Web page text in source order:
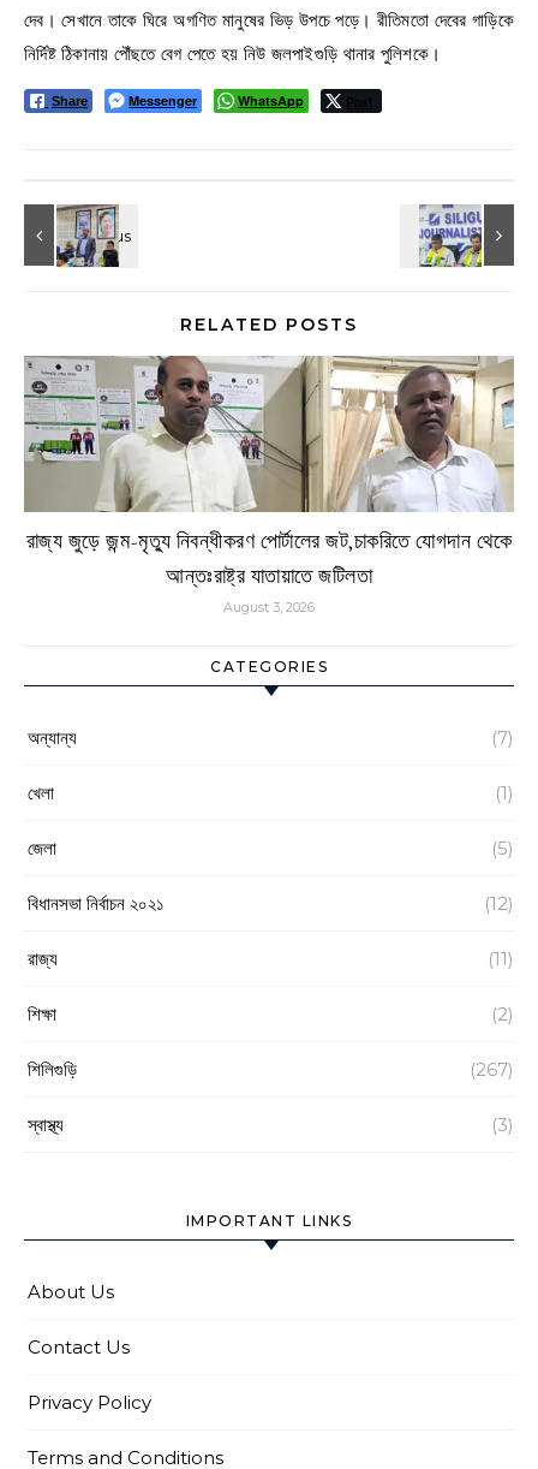
দেব। সেখানে তাকে ঘিরে অগণিত মানুষের ভিড় উপচে পড়ে। রীতিমতো দেবের গাড়িকে
নির্দিষ্ট ঠিকানায় পৌঁছতে বেগ পেতে হয় নিউ জলপাইগুড়ি থানার পুলিশকে।
Share Messenger WhatsApp Post
RELATED POSTS
রাজ্য জুড়ে জন্ম-মৃত্যু নিবন্ধীকরণ পোর্টালের জট,চাকরিতে যোগদান থেকে
আন্তঃরাষ্ট্র যাতায়াতে জটিলতা
August 3, 2026
CATEGORIES
অন্যান্য (7)
খেলা (1)
জেলা (5)
বিধানসভা নির্বাচন ২০২১ (12)
রাজ্য (11)
শিক্ষা (2)
শিলিগুড়ি (267)
স্বাস্থ্য (3)
IMPORTANT LINKS
About Us
Contact Us
Privacy Policy
Terms and Conditions